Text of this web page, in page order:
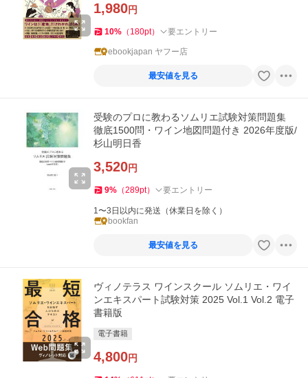
1,980円
10% （ 180pt） 要エントリー
ebookjapan ヤフー店
最安値を見る
受験のプロに教わるソムリエ試験対策問題集
徹底1500問・ワイン地図問題付き 2026年度版/
杉山明日香
3,520円
9% （289pt） 要エントリー
1〜3日以内に発送（休業日を除く）
bookfan
最安値を見る
ヴィノテラス ワインスクール ソムリエ・ワイ
ンエキスパート試験対策 2025 Vol.1 Vol.2 電子
書籍版
電子書籍
4,800円